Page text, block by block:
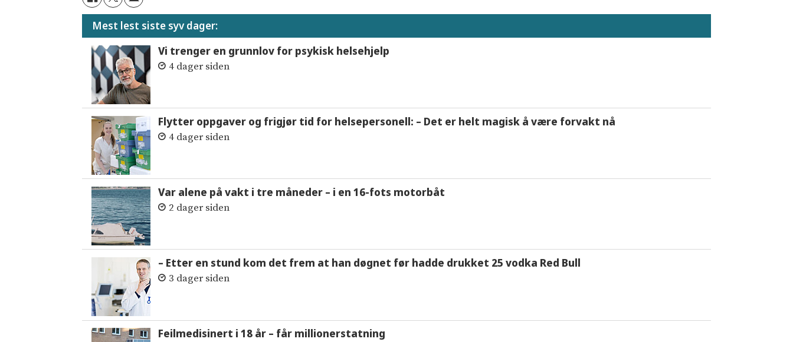
Mest lest siste syv dager:
Vi trenger en grunnlov for psykisk helsehjelp
4 dager siden
Flytter oppgaver og frigjør tid for helsepersonell: – Det er helt magisk å være forvakt nå
4 dager siden
Var alene på vakt i tre måneder – i en 16-fots motorbåt
2 dager siden
– Etter en stund kom det frem at han døgnet før hadde drukket 25 vodka Red Bull
3 dager siden
Feilmedisinert i 18 år – får millionerstatning